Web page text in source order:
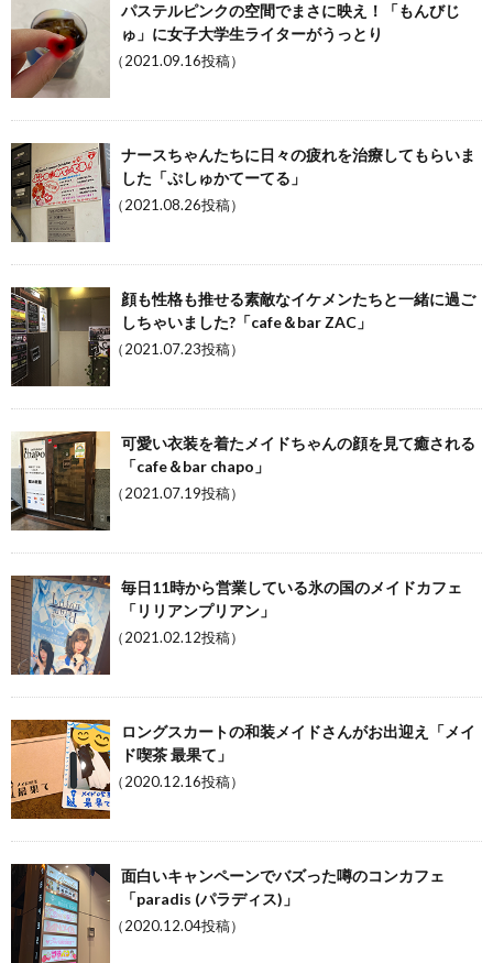
パステルピンクの空間でまさに映え！「もんびじ
ゅ」に女子大学生ライターがうっとり
（2021.09.16投稿）
ナースちゃんたちに日々の疲れを治療してもらいま
した「ぷしゅかてーてる」
（2021.08.26投稿）
顔も性格も推せる素敵なイケメンたちと一緒に過ご
しちゃいました?「cafe＆bar ZAC」
（2021.07.23投稿）
可愛い衣装を着たメイドちゃんの顔を見て癒される
「cafe＆bar chapo」
（2021.07.19投稿）
毎日11時から営業している氷の国のメイドカフェ
「リリアンプリアン」
（2021.02.12投稿）
ロングスカートの和装メイドさんがお出迎え「メイ
ド喫茶 最果て」
（2020.12.16投稿）
面白いキャンペーンでバズった噂のコンカフェ
「paradis (パラディス)」
（2020.12.04投稿）